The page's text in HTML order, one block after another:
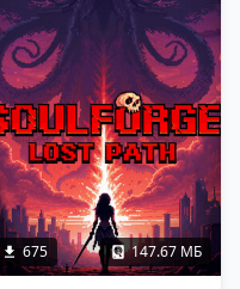
675 147.67 МБ